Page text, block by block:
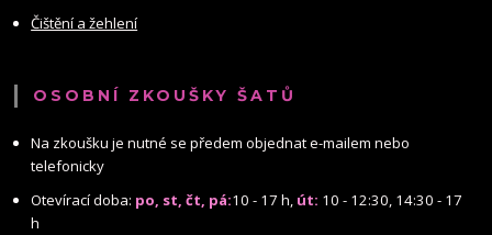
Čištění a žehlení
OSOBNÍ ZKOUŠKY ŠATŮ
Na zkoušku je nutné se předem objednat e-mailem nebo
telefonicky
Otevírací doba: po, st, čt, pá:10 - 17 h, út: 10 - 12:30, 14:30 - 17
h